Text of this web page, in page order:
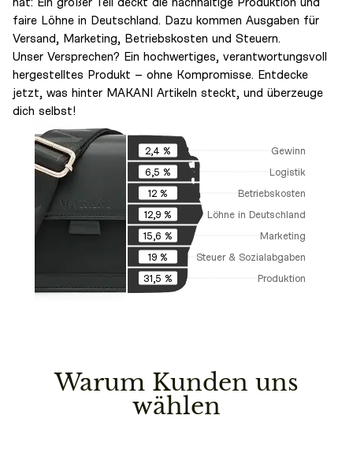
faire Löhne in Deutschland. Dazu kommen Ausgaben für
Versand, Marketing, Betriebskosten und Steuern.
Unser Versprechen? Ein hochwertiges, verantwortungsvoll
hergestelltes Produkt – ohne Kompromisse. Entdecke
jetzt, was hinter MAKANI Artikeln steckt, und überzeuge
dich selbst!
2,4 %
Gewinn
6,5 %
Logistik
12 %
Betriebskosten
12,9 %
Löhne in Deutschland
15,6 %
Marketing
19 %
Steuer & Sozialabgaben
31,5 %
Produktion
Warum Kunden uns
wählen